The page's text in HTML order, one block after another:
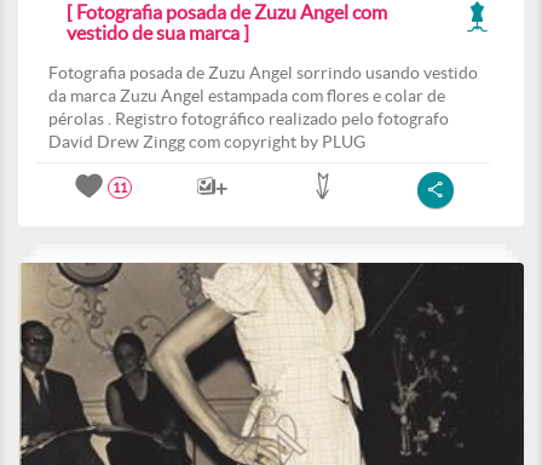
[ Fotografia posada de Zuzu Angel com
vestido de sua marca ]
Fotografia posada de Zuzu Angel sorrindo usando vestido
da marca Zuzu Angel estampada com flores e colar de
pérolas . Registro fotográfico realizado pelo fotografo
David Drew Zingg com copyright by PLUG
11